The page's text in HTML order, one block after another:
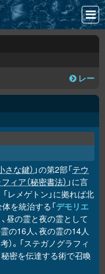
レー
な鍵） 」の第2部「テウ
ィア（秘密書法） 」に言
レメゲトン」に拠れば北
を統治する「デモリエ
昼の霊と夜の霊として
の16人、夜の霊の14人
。「ステガノグラフィ
秘密を伝達する術で召喚